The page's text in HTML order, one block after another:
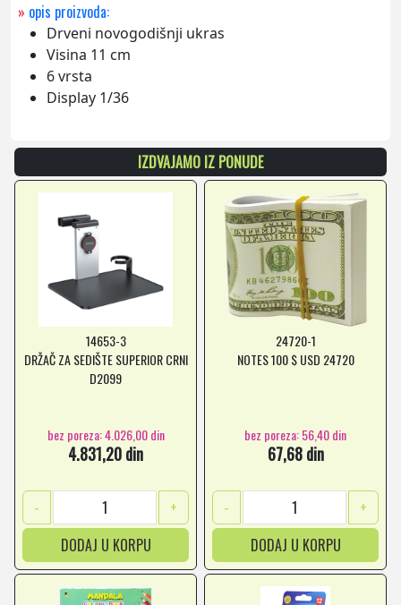
» opis proizvoda:
Drveni novogodišnji ukras
Visina 11 cm
6 vrsta
Display 1/36
IZDVAJAMO IZ PONUDE
14653-3
DRŽAČ ZA SEDIŠTE SUPERIOR CRNI
D2099
bez poreza: 4.026,00 din
4.831,20 din
-
+
DODAJ U KORPU
24720-1
NOTES 100 $ USD 24720
bez poreza: 56,40 din
67,68 din
-
+
DODAJ U KORPU